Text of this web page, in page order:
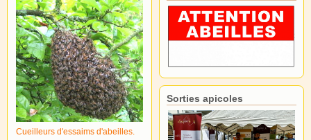
Cueilleurs d'essaims d'abeilles.
Sorties apicoles